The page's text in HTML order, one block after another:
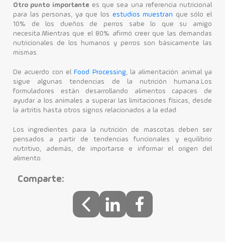
Otro punto importante es que sea una referencia nutricional
para las personas, ya que los estudios muestran que sólo el
10% de los dueños de perros sabe lo que su amigo
necesita.Mientras que el 80% afirmó creer que las demandas
nutricionales de los humanos y perros son básicamente las
mismas.
De acuerdo con elFood Processing, la alimentación animal ya
sigue algunas tendencias de la nutrición humana.Los
formuladores están desarrollando alimentos capaces de
ayudar a los animales a superar las limitaciones físicas, desde
la artritis hasta otros signos relacionados a la edad.
Los ingredientes para la nutrición de mascotas deben ser
pensados ​​a partir de tendencias funcionales y equilibrio
nutritivo, además, de importarse e informar el origen del
alimento.
Comparte: